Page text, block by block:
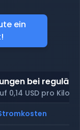
ein
bei
0,14 USD pro